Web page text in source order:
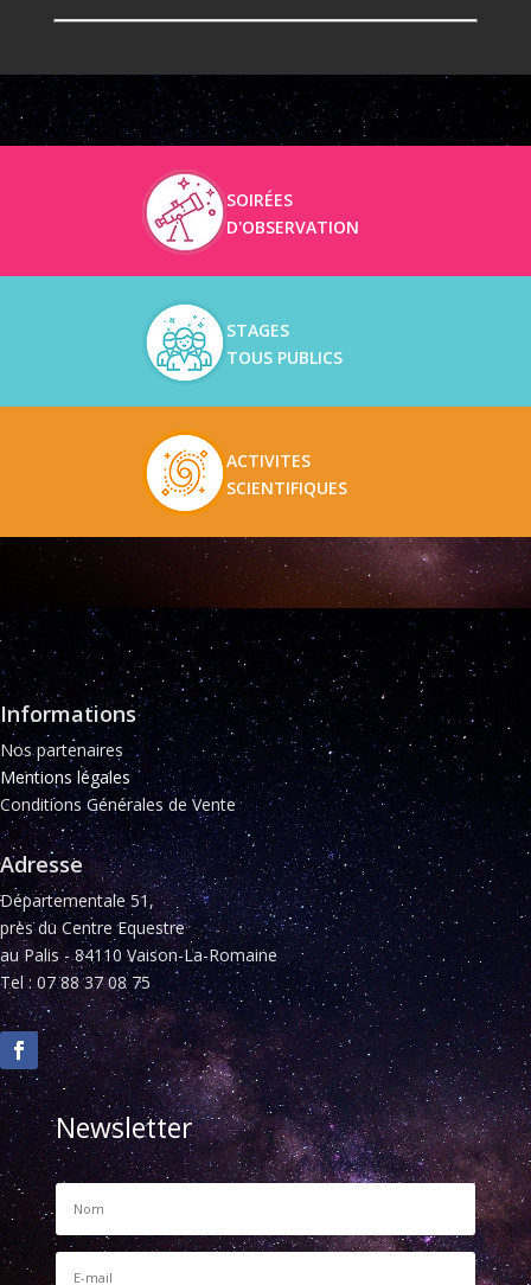
SOIRÉES
D'OBSERVATION
STAGES
TOUS PUBLICS
ACTIVITES
SCIENTIFIQUES
Informations
Nos partenaires
Mentions légales
Conditions Générales de Vente
Adresse
Départementale 51,
près du Centre Equestre
au Palis - 84110 Vaison-La-Romaine
Tel : 07 88 37 08 75
Newsletter